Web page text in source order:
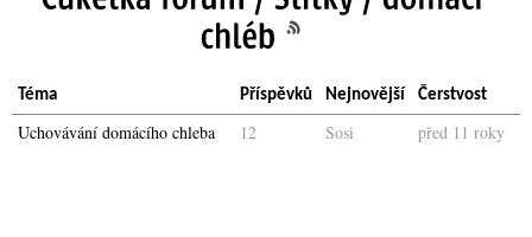
Téma Příspěvků Nejnovější Čerstvost
Uchovávání domácího chleba 12 Sosi před 11 roky